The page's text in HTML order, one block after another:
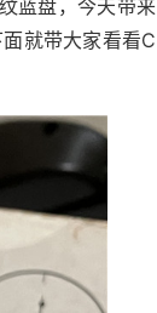
蓝盘，今天带来
就带大家看看C